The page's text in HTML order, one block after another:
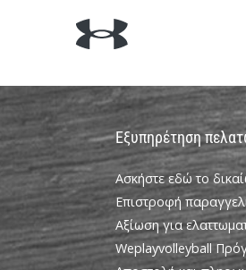
Εξυπηρέτηση
Ασκήστε εδώ το
Επιστροφή
Αξίωση για
Weplayvolleyball